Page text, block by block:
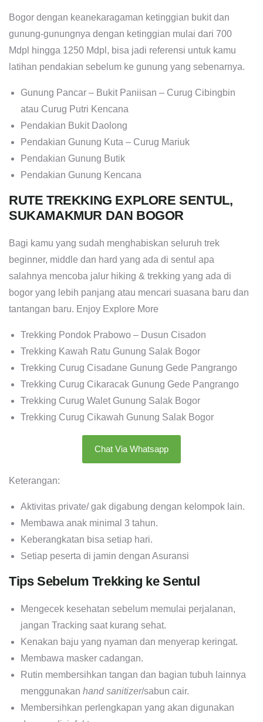
Bogor dengan keanekaragaman ketinggian bukit dan
gunung-gunungnya dengan ketinggian mulai dari 700
Mdpl hingga 1250 Mdpl, bisa jadi referensi untuk kamu
latihan pendakian sebelum ke gunung yang sebenarnya.
Gunung Pancar – Bukit Paniisan – Curug Cibingbin
atau Curug Putri Kencana
Pendakian Bukit Daolong
Pendakian Gunung Kuta – Curug Mariuk
Pendakian Gunung Butik
Pendakian Gunung Kencana
RUTE TREKKING EXPLORE SENTUL,
SUKAMAKMUR DAN BOGOR
Bagi kamu yang sudah menghabiskan seluruh trek
beginner, middle dan hard yang ada di sentul apa
salahnya mencoba jalur hiking & trekking yang ada di
bogor yang lebih panjang atau mencari suasana baru dan
tantangan baru. Enjoy Explore More
Trekking Pondok Prabowo – Dusun Cisadon
Trekking Kawah Ratu Gunung Salak Bogor
Trekking Curug Cisadane Gunung Gede Pangrango
Trekking Curug Cikaracak Gunung Gede Pangrango
Trekking Curug Walet Gunung Salak Bogor
Trekking Curug Cikawah Gunung Salak Bogor
Chat Via Whatsapp
Keterangan:
Aktivitas private/ gak digabung dengan kelompok lain.
Membawa anak minimal 3 tahun.
Keberangkatan bisa setiap hari.
Setiap peserta di jamin dengan Asuransi
Tips Sebelum Trekking ke Sentul
Mengecek kesehatan sebelum memulai perjalanan,
jangan Tracking saat kurang sehat.
Kenakan baju yang nyaman dan menyerap keringat.
Membawa masker cadangan.
Rutin membersihkan tangan dan bagian tubuh lainnya
menggunakan hand sanitizer/sabun cair.
Membersihkan perlengkapan yang akan digunakan